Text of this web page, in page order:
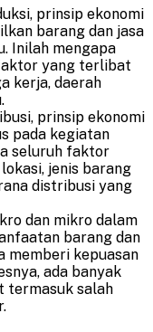
prinsip ekonomi
barang dan jasa
Inilah mengapa
yang terlibat
kerja, daerah
prinsip ekonomi
pada kegiatan
seluruh faktor
jenis barang
distribusi yang
dan mikro dalam
barang dan
memberi kepuasan
ada banyak
termasuk salah